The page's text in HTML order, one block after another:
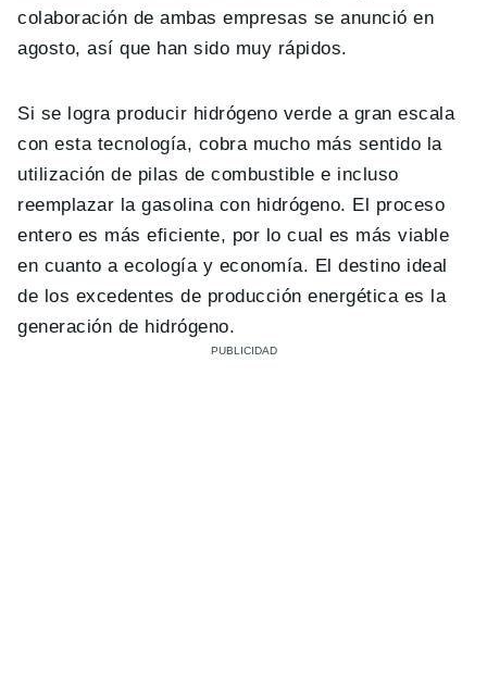
colaboración de ambas empresas se anunció en
agosto, así que han sido muy rápidos.
Si se logra producir hidrógeno verde a gran escala
con esta tecnología, cobra mucho más sentido la
utilización de pilas de combustible e incluso
reemplazar la gasolina con hidrógeno. El proceso
entero es más eficiente, por lo cual es más viable
en cuanto a ecología y economía. El destino ideal
de los excedentes de producción energética es la
generación de hidrógeno.